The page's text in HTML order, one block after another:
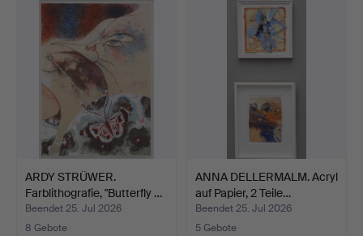
ARDY STRÜWER.
Farblithografie, "Butterfly …
Beendet 25. Jul 2026
8 Gebote
ANNA DELLERMALM. Acryl
auf Papier, 2 Teile…
Beendet 25. Jul 2026
5 Gebote